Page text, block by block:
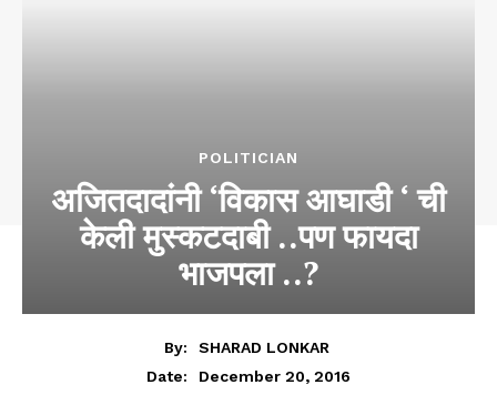
POLITICIAN
अजितदादांनी ‘विकास आघाडी ‘ ची
केली मुस्कटदाबी ..पण फायदा
भाजपला ..?
By:
SHARAD LONKAR
Date:
December 20, 2016